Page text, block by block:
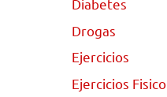
Diabetes
Drogas
Ejercicios
Ejercicios Fisico